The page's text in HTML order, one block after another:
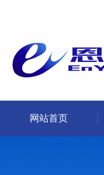
网站首页